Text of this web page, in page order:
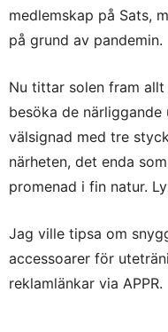
medlemskap på Sats,
på grund av pandemin.
Nu tittar solen fram
besöka de
välsignad med tre
närheten, det enda
promenad i fin natur.
Jag ville tipsa om
accessoarer för
reklamlänkar via APPR.